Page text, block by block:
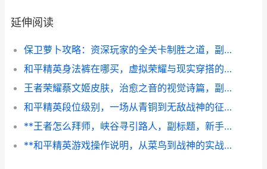
延伸阅读
保卫萝卜攻略：资深玩家的全关卡制胜之道，副标题：策略布局与细节微操的双重奏鸣
和平精英身法裤在哪买，虚拟荣耀与现实穿搭的交织
王者荣耀蔡文姬皮肤，治愈之音的视觉诗篇，副标题，繁星吟游与奇迹圣诞的双重奏
和平精英段位级别，一场从青铜到无敌战神的征途，副标题，菜鸟与战神之间隔着整个战术世界
**王者怎么拜师，峡谷寻引路人，副标题，新手进阶的师徒传承之道**
**和平精英游戏操作说明，从菜鸟到战神的实战进阶指南**